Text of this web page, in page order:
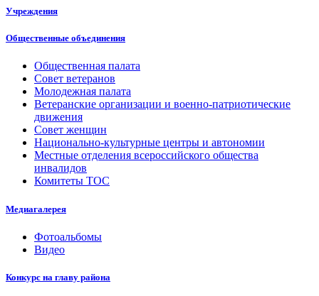
Учреждения
Общественные объединения
Общественная палата
Совет ветеранов
Молодежная палата
Ветеранские организации и военно-патриотические
движения
Совет женщин
Национально-культурные центры и автономии
Местные отделения всероссийского общества
инвалидов
Комитеты ТОС
Медиагалерея
Фотоальбомы
Видео
Конкурс на главу района